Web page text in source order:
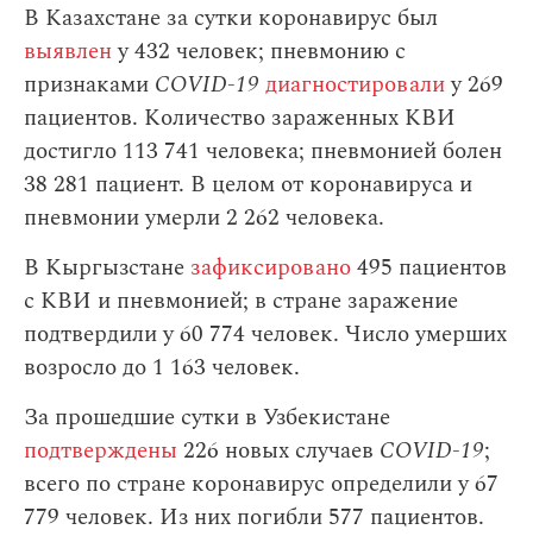
В Казахстане за сутки коронавирус был
выявлену 432 человек; пневмонию с
признаками COVID-19 диагностировалиу 269
пациентов. Количество зараженных КВИ
достигло 113 741 человека; пневмонией болен
38 281 пациент. В целом от коронавируса и
пневмонии умерли 2 262 человека.
В Кыргызстане зафиксировано495 пациентов
с КВИ и пневмонией; в стране заражение
подтвердили у 60 774 человек. Число умерших
возросло до 1 163 человек.
За прошедшие сутки в Узбекистане
подтверждены 226 новых случаев COVID-19;
всего по стране коронавирус определили у 67
779 человек. Из них погибли 577 пациентов.